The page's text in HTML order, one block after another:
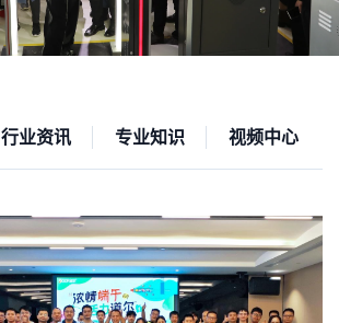
行业资讯 专业知识 视频中心